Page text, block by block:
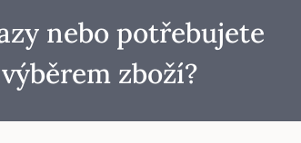
nebo potřebujete
zboží?